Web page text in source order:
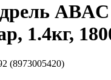
1.4кг,
(8973005420)